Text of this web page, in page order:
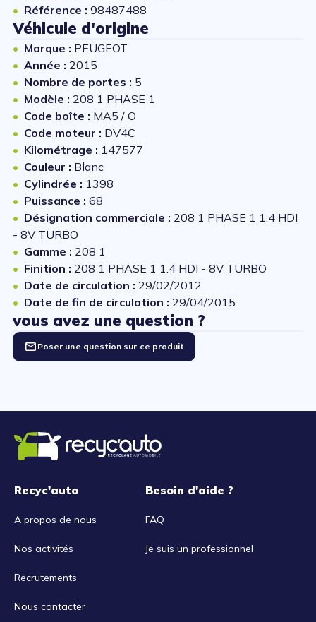
Référence : 98487488
Véhicule d'origine
Marque : PEUGEOT
Année : 2015
Nombre de portes : 5
Modèle : 208 1 PHASE 1
Code boîte : MA5 / O
Code moteur : DV4C
Kilométrage : 147577
Couleur : Blanc
Cylindrée : 1398
Puissance : 68
Désignation commerciale : 208 1 PHASE 1 1.4 HDI
- 8V TURBO
Gamme : 208 1
Finition : 208 1 PHASE 1 1.4 HDI - 8V TURBO
Date de circulation : 29/02/2012
Date de fin de circulation : 29/04/2015
vous avez une question ?
Poser une question sur ce produit
Recyc'auto
A propos de nous
Nos activités
Recrutements
Nous contacter
Besoin d'aide ?
FAQ
Je suis un professionnel